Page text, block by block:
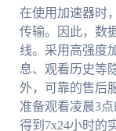
在使用加速器时
传输。因此，数
线。采用高强度
息、观看历史等
外，可靠的售后
准备观看凌晨3
得到7x24小时的